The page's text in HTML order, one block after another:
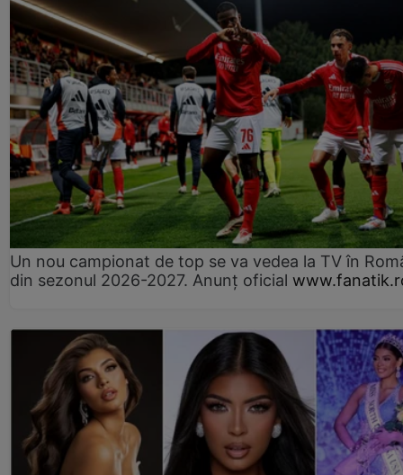
Un nou campionat de top se va vedea la TV în
din sezonul 2026-2027. Anunț oficial